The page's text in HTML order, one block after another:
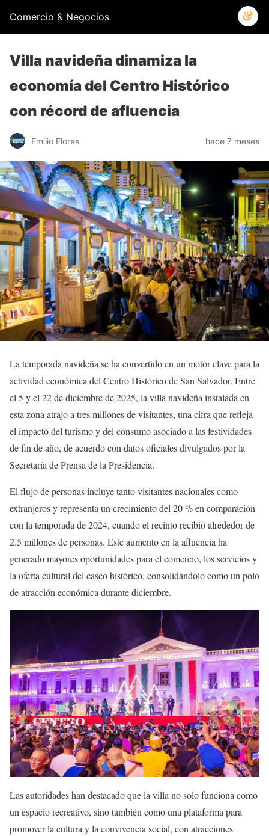
Comercio & Negocios
Villa navideña dinamiza la
economía del Centro Histórico
con récord de afluencia
Emilio Flores hace 7 meses
La temporada navideña se ha convertido en un motor clave para la
actividad económica del Centro Histórico de San Salvador. Entre
el 5 y el 22 de diciembre de 2025, la villa navideña instalada en
esta zona atrajo a tres millones de visitantes, una cifra que refleja
el impacto del turismo y del consumo asociado a las festividades
de fin de año, de acuerdo con datos oficiales divulgados por la
Secretaría de Prensa de la Presidencia.
El flujo de personas incluye tanto visitantes nacionales como
extranjeros y representa un crecimiento del 20 % en comparación
con la temporada de 2024, cuando el recinto recibió alrededor de
2.5 millones de personas. Este aumento en la afluencia ha
generado mayores oportunidades para el comercio, los servicios y
la oferta cultural del casco histórico, consolidándolo como un polo
de atracción económica durante diciembre.
Las autoridades han destacado que la villa no solo funciona como
un espacio recreativo, sino también como una plataforma para
promover la cultura y la convivencia social, con atracciones